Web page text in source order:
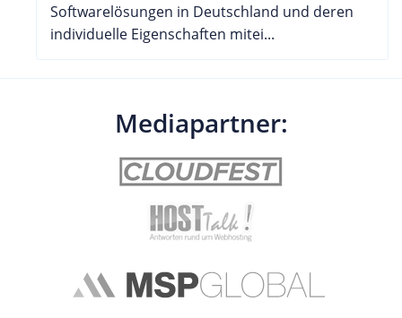
Softwarelösungen in Deutschland und deren
individuelle Eigenschaften mitei...
Mediapartner: